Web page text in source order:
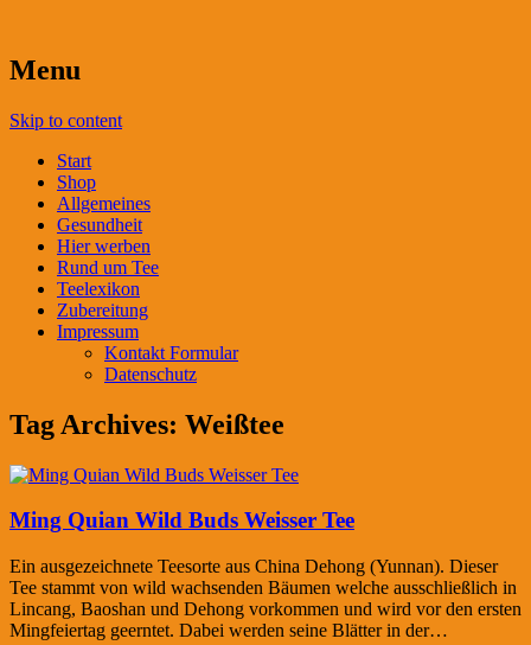
Menu
Skip to content
Start
Shop
Allgemeines
Gesundheit
Hier werben
Rund um Tee
Teelexikon
Zubereitung
Impressum
Kontakt Formular
Datenschutz
Tag Archives: Weißtee
Ming Quian Wild Buds Weisser Tee
Ein ausgezeichnete Teesorte aus China Dehong (Yunnan). Dieser
Tee stammt von wild wachsenden Bäumen welche ausschließlich in
Lincang, Baoshan und Dehong vorkommen und wird vor den ersten
Mingfeiertag geerntet. Dabei werden seine Blätter in der…